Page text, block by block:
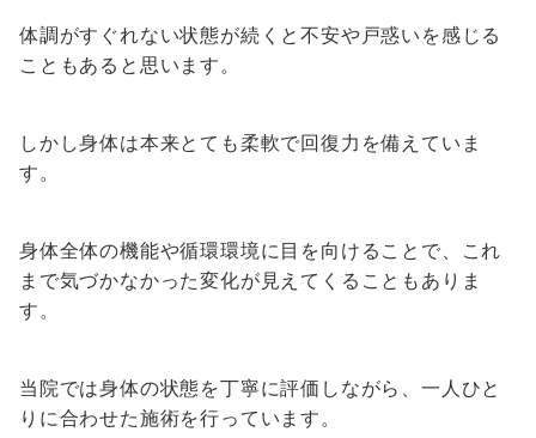
体調がすぐれない状態が続くと不安や戸惑いを感じる
こともあると思います。
しかし身体は本来とても柔軟で回復力を備えていま
す。
身体全体の機能や循環環境に目を向けることで、これ
まで気づかなかった変化が見えてくることもありま
す。
当院では身体の状態を丁寧に評価しながら、一人ひと
りに合わせた施術を行っています。